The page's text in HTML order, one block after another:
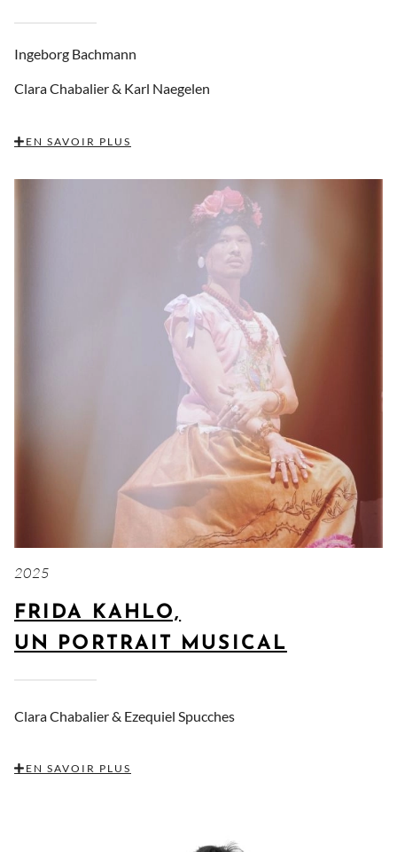
Ingeborg Bachmann
Clara Chabalier & Karl Naegelen
EN SAVOIR PLUS
2025
FRIDA KAHLO,
UN PORTRAIT MUSICAL
Clara Chabalier & Ezequiel Spucches
EN SAVOIR PLUS